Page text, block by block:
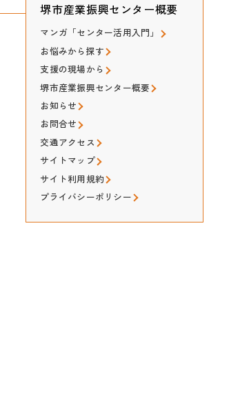
堺市産業振興センター概要
マンガ「センター活用入門」
お悩みから探す
支援の現場から
堺市産業振興センター概要
お知らせ
お問合せ
交通アクセス
サイトマップ
サイト利用規約
プライバシーポリシー